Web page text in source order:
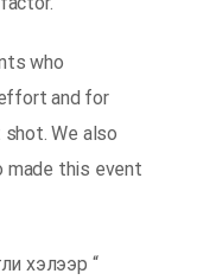
who
and for
We also
made this event
хэлээр “